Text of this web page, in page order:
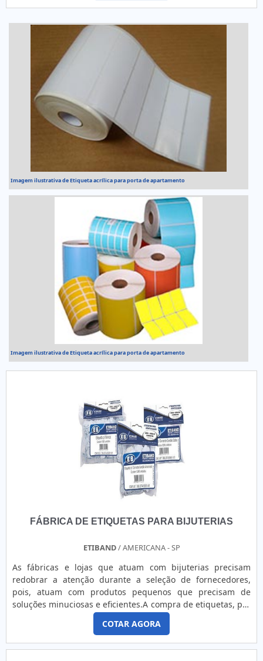
adesiva, na 4Food Print o cliente obterá proteção e
INTERESSANTES...
Imagem ilustrativa de Etiqueta acrílica para porta de apartamento
Imagem ilustrativa de Etiqueta acrílica para porta de apartamento
FÁBRICA DE ETIQUETAS PARA BIJUTERIAS
ETIBAND/ AMERICANA - SP
As fábricas e lojas que atuam com bijuterias precisam
redobrar a atenção durante a seleção de fornecedores,
pois, atuam com produtos pequenos que precisam de
soluções minuciosas e eficientes.A compra de etiquetas, por
exemplo, é diferenciada já que precisam ser bem pequenas
e com um modo de impressão mais econômico. Para isso é
possível contar com uma fábrica de etiquetas para
bijuterias.ESCOLHA DO PAPEL E TIPO DE IMPRESSÃO
COTAR AGORA